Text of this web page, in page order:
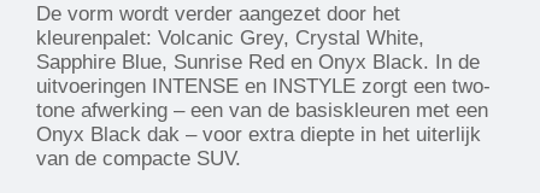
De vorm wordt verder aangezet door het
kleurenpalet: Volcanic Grey, Crystal White,
Sapphire Blue, Sunrise Red en Onyx Black. In de
uitvoeringen INTENSE en INSTYLE zorgt een two-
tone afwerking – een van de basiskleuren met een
Onyx Black dak – voor extra diepte in het uiterlijk
van de compacte SUV.